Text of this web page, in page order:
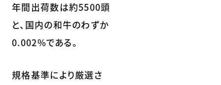
年間出荷数は約5500頭
と、国内の和牛のわずか
0.002%である。
規格基準により厳選さ